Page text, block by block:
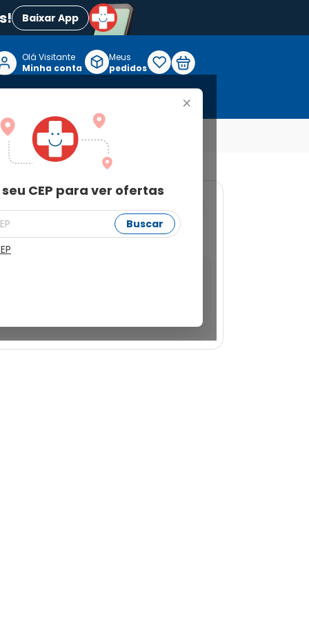
Baixar App
+
CEP para ver ofertas
Buscar
Olá Visitante
Minha conta
Meus
pedidos
Zulu 90ml
ver ofertas